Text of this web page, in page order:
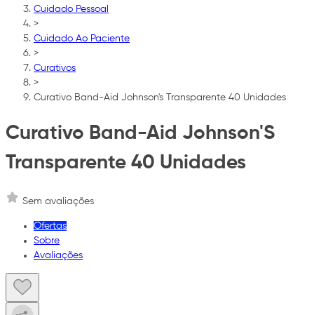
Cuidado Pessoal
>
Cuidado Ao Paciente
>
Curativos
>
Curativo Band-Aid Johnson's Transparente 40 Unidades
Curativo Band-Aid Johnson'S
Transparente 40 Unidades
Sem avaliações
Ofertas
Sobre
Avaliações